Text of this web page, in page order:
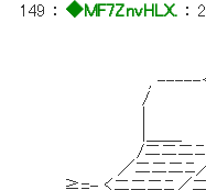
149 ：◆MF7ZnvHLX. ：
/
∧ /
|ﾆ 、 /
, -----＜ﾆ∧
/ Vﾆ＼
| l | ／￣＼
|＿＿ |/ /
/ニニニﾆ
／ニニニ
≧=- くニニ